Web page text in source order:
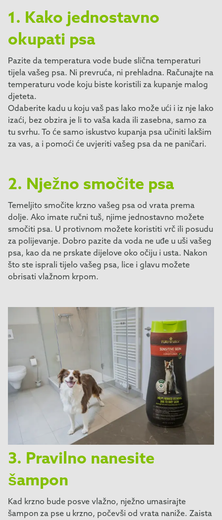
1. Kako jednostavno
okupati psa
Pazite da temperatura vode bude slična temperaturi
tijela vašeg psa. Ni prevruća, ni prehladna. Računajte na
temperaturu vode koju biste koristili za kupanje malog
djeteta.
Odaberite kadu u koju vaš pas lako može ući i iz nje lako
izaći, bez obzira je li to vaša kada ili zasebna, samo za
tu svrhu. To će samo iskustvo kupanja psa učiniti lakšim
za vas, a i pomoći će uvjeriti vašeg psa da ne paničari.
2. Nježno smočite psa
Temeljito smočite krzno vašeg psa od vrata prema
dolje. Ako imate ručni tuš, njime jednostavno možete
smočiti psa. U protivnom možete koristiti vrč ili posudu
za polijevanje. Dobro pazite da voda ne uđe u uši vašeg
psa, kao da ne prskate dijelove oko očiju i usta. Nakon
što ste isprali tijelo vašeg psa, lice i glavu možete
obrisati vlažnom krpom.
3. Pravilno nanesite
šampon
Kad krzno bude posve vlažno, nježno umasirajte
šampon za pse u krzno, počevši od vrata naniže. Zaista